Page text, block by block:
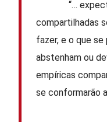
“…
compartilhadas
fazer, e o que
abstenham ou
empíricas
se conformarão